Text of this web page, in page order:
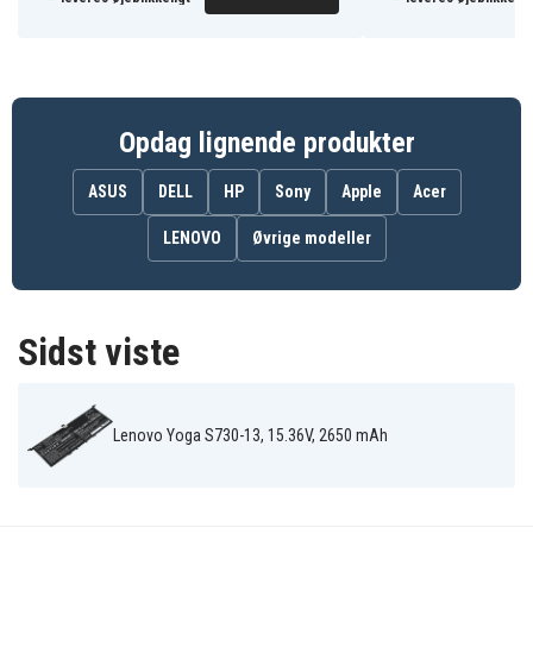
Opdag lignende produkter
ASUS DELL HP Sony Apple Acer
LENOVO Øvrige modeller
Sidst viste
Lenovo Yoga S730-13, 15.36V, 2650 mAh